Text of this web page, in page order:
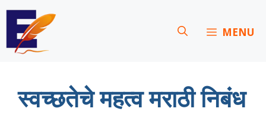
Skip
content
MENU
स्वच्छतेचे महत्व मराठी निबंध